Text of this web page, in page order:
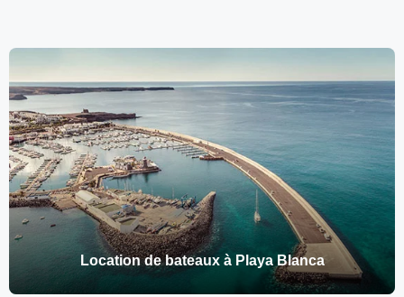
Location de bateaux à Playa Blanca